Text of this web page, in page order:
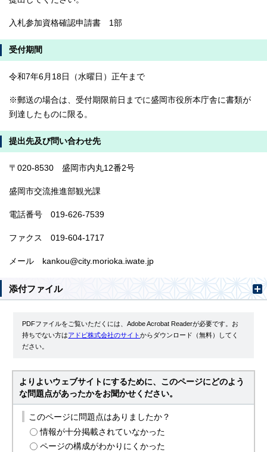
入札参加資格確認申請書 1部
受付期間
令和7年6月18日（水曜日）正午まで
※郵送の場合は、受付期限前日までに盛岡市役所本庁舎に書類が
到達したものに限る。
提出先及び問い合わせ先
〒020-8530 盛岡市内丸12番2号
盛岡市交流推進部観光課
電話番号 019-626-7539
ファクス 019-604-1717
メール kankou@city.morioka.iwate.jp
添付ファイル
PDFファイルをご覧いただくには、Adobe Acrobat Readerが必要です。お
持ちでない方はアドビ株式会社のサイトからダウンロード（無料）してく
ださい。
よりよいウェブサイトにするために、このページにどのよう
な問題点があったかをお聞かせください。
このページに問題点はありましたか？
情報が十分掲載されていなかった
ページの構成がわかりにくかった